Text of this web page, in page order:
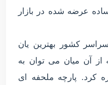
عرضه شده در بازار
کشور بهترین یان
آن میان می توان به
کرد. پارچه ملحفه ای